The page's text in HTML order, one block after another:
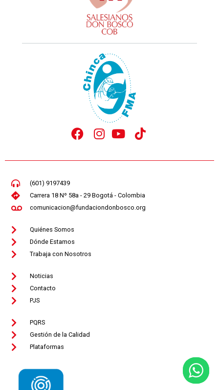
(601) 9197439
Carrera 18 Nº 58a - 29 Bogotá - Colombia
comunicacion@fundaciondonbosco.org
Quiénes Somos
Dónde Estamos
Trabaja con Nosotros
Noticias
Contacto
PJS
PQRS
Gestión de la Calidad
Plataformas